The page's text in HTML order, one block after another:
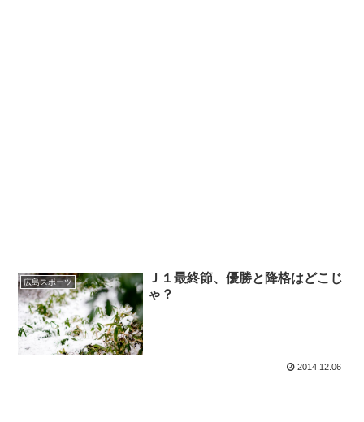
広島スポーツ
Ｊ１最終節、優勝と降格はどこじ
ゃ？
2014.12.06